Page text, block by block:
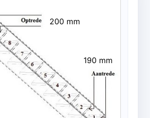
200 mm
190 mm